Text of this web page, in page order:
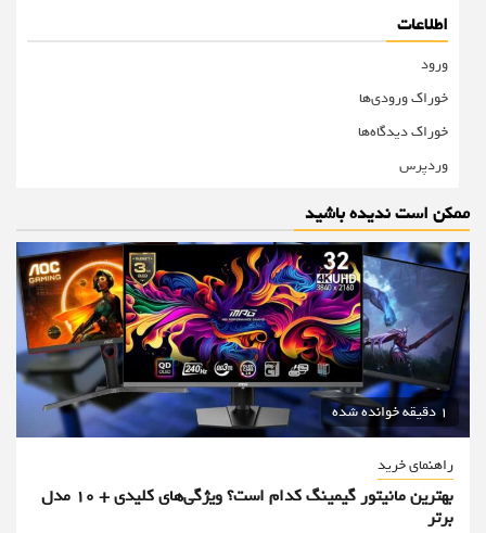
اطلاعات
ورود
خوراک ورودی‌ها
خوراک دیدگاه‌ها
وردپرس
ممکن است ندیده باشید
1 دقیقه خوانده شده
راهنمای خرید
بهترین مانیتور گیمینگ کدام است؟ ویژگی‌های کلیدی + 10 مدل
برتر